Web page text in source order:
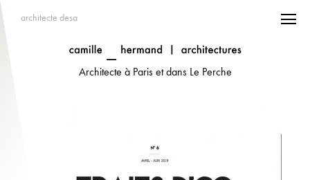
architecte desa
Architecte à Paris et dans Le Perche